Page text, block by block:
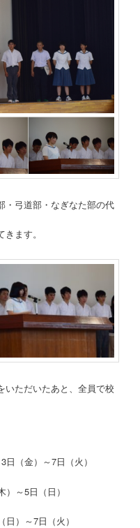
・弓道部・なぎなた部の代
ます。
いただいたあと、全員で校
（金）～7日（火）
～5日（日）
）～7日（火）